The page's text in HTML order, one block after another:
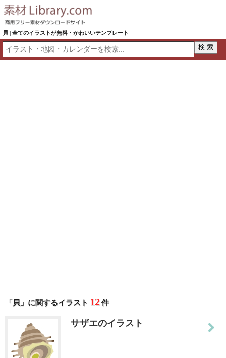
貝 | 全てのイラストが無料・かわいいテンプレート
「貝」に関するイラスト 12件
サザエのイラスト